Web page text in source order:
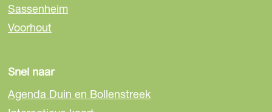
a
c
e
o
k
-
m
a
h
A
p
Sassenheim
Voorhout
Snel naar
Agenda Duin en Bollenstreek